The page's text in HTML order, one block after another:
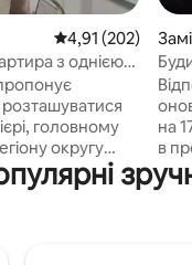
Середня оцінка:
4,91 (202)
з однією
головному
округу
від
кілька
на
в
з